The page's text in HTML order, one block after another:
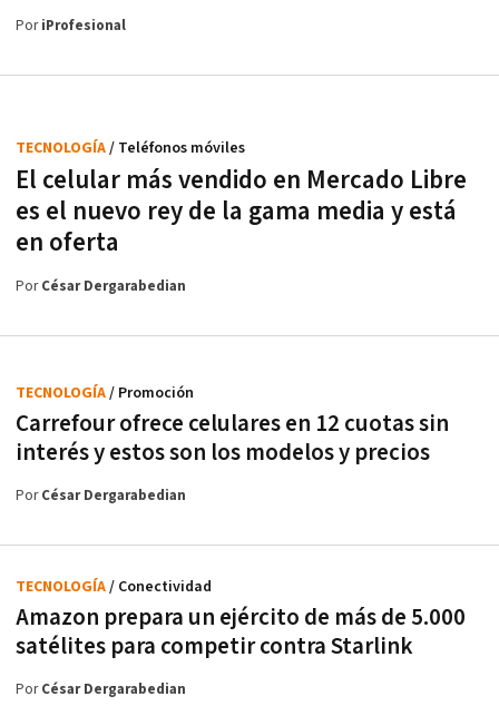
PoriProfesional
El celular más vendido en Mercado Libre
es el nuevo rey de la gama media y está
en oferta
TECNOLOGÍA/ Teléfonos móviles
PorCésar Dergarabedian
Carrefour ofrece celulares en 12 cuotas sin
interés y estos son los modelos y precios
TECNOLOGÍA/ Promoción
PorCésar Dergarabedian
Amazon prepara un ejército de más de 5.000
satélites para competir contra Starlink
TECNOLOGÍA/ Conectividad
PorCésar Dergarabedian